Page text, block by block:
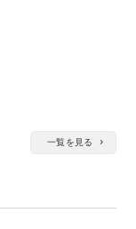
一覧を見る